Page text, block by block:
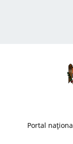
Portal